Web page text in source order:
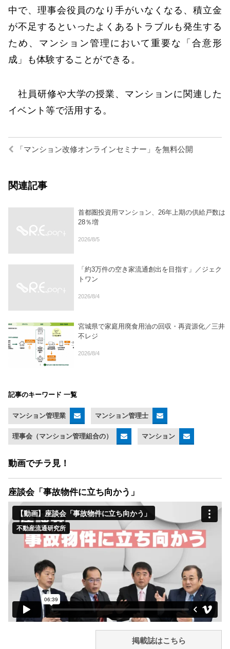
中で、理事会役員のなり手がいなくなる、積立金
が不足するといったよくあるトラブルも発生する
ため、マンション管理において重要な「合意形
成」も体験することができる。
社員研修や大学の授業、マンションに関連した
イベント等で活用する。
「マンション改修オンラインセミナー」を無料公開
関連記事
首都圏投資用マンション、26年上期の供給戸数は
28％増
2026/8/5
「約3万件の空き家流通創出を目指す」／ジェク
トワン
2026/8/4
宮城県で家庭用廃食用油の回収・再資源化／三井
不レジ
2026/8/4
記事のキーワード 一覧
マンション管理業 マンション管理士
理事会（マンション管理組合の） マンション
動画でチラ見！
座談会「事故物件に立ち向かう」
掲載誌はこちら